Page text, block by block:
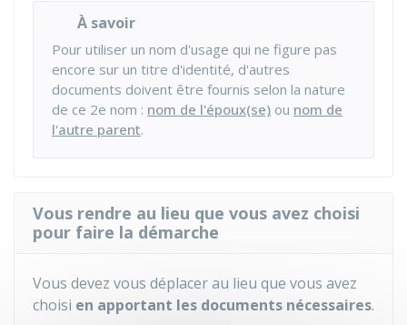
À savoir
Pour utiliser un nom d'usage qui ne figure pas
encore sur un titre d'identité, d'autres
documents doivent être fournis selon la nature
de ce 2e nom : nom de l'époux(se) ou nom de
l'autre parent.
Vous rendre au lieu que vous avez choisi
pour faire la démarche
Vous devez vous déplacer au lieu que vous avez
choisi en apportant les documents nécessaires.